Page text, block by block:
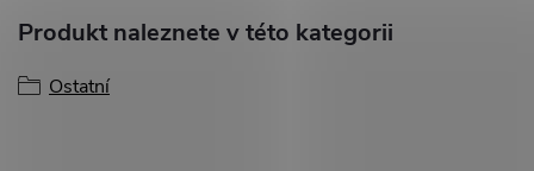
Produkt naleznete v této kategorii
Ostatní